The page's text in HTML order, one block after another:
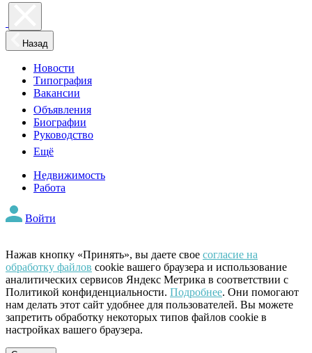
Назад
Новости
Типография
Вакансии
Объявления
Биографии
Руководство
Ещё
Недвижимость
Работа
Войти
Нажав кнопку «Принять», вы даете свое согласие на
обработку файлов cookie вашего браузера и использование
аналитических сервисов Яндекс Метрика в соответствии с
Политикой конфиденциальности. Подробнее. Они помогают
нам делать этот сайт удобнее для пользователей. Вы можете
запретить обработку некоторых типов файлов cookie в
настройках вашего браузера.